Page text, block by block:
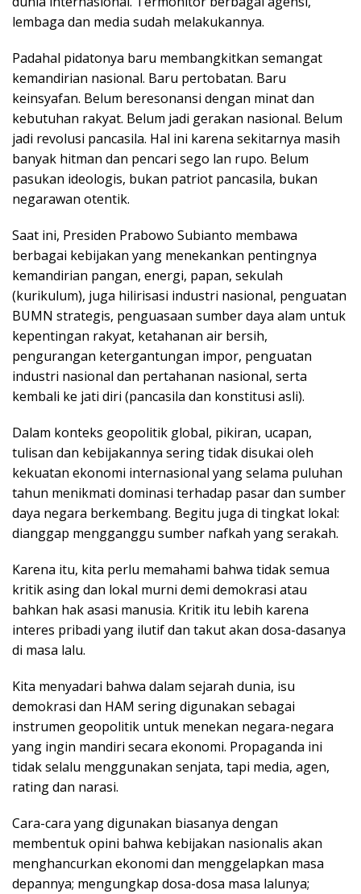
lembaga dan media sudah melakukannya.
Padahal pidatonya baru membangkitkan semangat
kemandirian nasional. Baru pertobatan. Baru
keinsyafan. Belum beresonansi dengan minat dan
kebutuhan rakyat. Belum jadi gerakan nasional. Belum
jadi revolusi pancasila. Hal ini karena sekitarnya masih
banyak hitman dan pencari sego lan rupo. Belum
pasukan ideologis, bukan patriot pancasila, bukan
negarawan otentik.
Saat ini, Presiden Prabowo Subianto membawa
berbagai kebijakan yang menekankan pentingnya
kemandirian pangan, energi, papan, sekulah
(kurikulum), juga hilirisasi industri nasional, penguatan
BUMN strategis, penguasaan sumber daya alam untuk
kepentingan rakyat, ketahanan air bersih,
pengurangan ketergantungan impor, penguatan
industri nasional dan pertahanan nasional, serta
kembali ke jati diri (pancasila dan konstitusi asli).
Dalam konteks geopolitik global, pikiran, ucapan,
tulisan dan kebijakannya sering tidak disukai oleh
kekuatan ekonomi internasional yang selama puluhan
tahun menikmati dominasi terhadap pasar dan sumber
daya negara berkembang. Begitu juga di tingkat lokal:
dianggap mengganggu sumber nafkah yang serakah.
Karena itu, kita perlu memahami bahwa tidak semua
kritik asing dan lokal murni demi demokrasi atau
bahkan hak asasi manusia. Kritik itu lebih karena
interes pribadi yang ilutif dan takut akan dosa-dasanya
di masa lalu.
Kita menyadari bahwa dalam sejarah dunia, isu
demokrasi dan HAM sering digunakan sebagai
instrumen geopolitik untuk menekan negara-negara
yang ingin mandiri secara ekonomi. Propaganda ini
tidak selalu menggunakan senjata, tapi media, agen,
rating dan narasi.
Cara-cara yang digunakan biasanya dengan
membentuk opini bahwa kebijakan nasionalis akan
menghancurkan ekonomi dan menggelapkan masa
depannya; mengungkap dosa-dosa masa lalunya;